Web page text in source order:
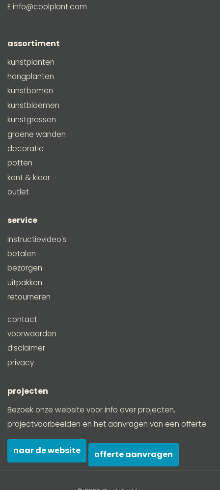
Einfo@coolplant.com
assortiment
kunstplanten
hangplanten
kunstbomen
kunstbloemen
kunstgrassen
groene wanden
decoratie
potten
kant & klaar
outlet
service
instructievideo's
betalen
bezorgen
uitpakken
retourneren
contact
voorwaarden
disclaimer
privacy
projecten
Bezoek onze website voor info over projecten,
projectvoorbeelden en het aanvragen van een offerte.
naar de website offerte aanvragen